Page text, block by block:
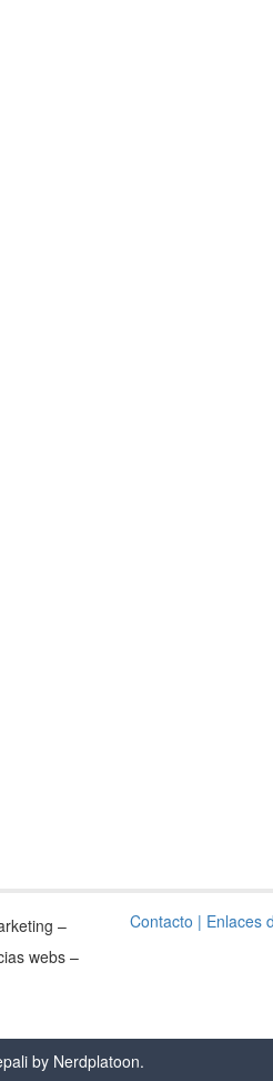
–
webs –
Contacto | Enlaces
by Nerdplatoon.